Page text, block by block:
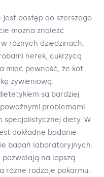
dostęp do szerszego
można znaleźć
różnych dziedzinach,
nerek, cukrzycą
mieć pewność, że kot
żywieniową.
są bardziej
problemami
diety. W
dokładne badanie
badań laboratoryjnych.
na lepszą
różne rodzaje pokarmu.